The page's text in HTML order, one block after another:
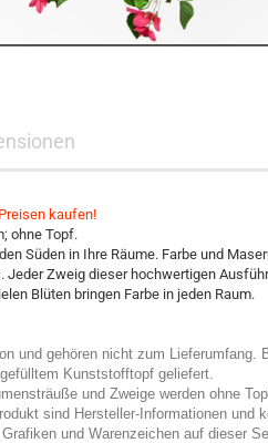
kaufen!
ohne Topf.
Süden in Ihre Räume. Farbe und
Zweig dieser hochwertigen
Blüten bringen Farbe in jeden Raum.
und gehören nicht zum Lieferumfang.
Kunststofftopf geliefert.
und Zweige werden ohne
sind Hersteller-Informationen und
und Warenzeichen auf dieser